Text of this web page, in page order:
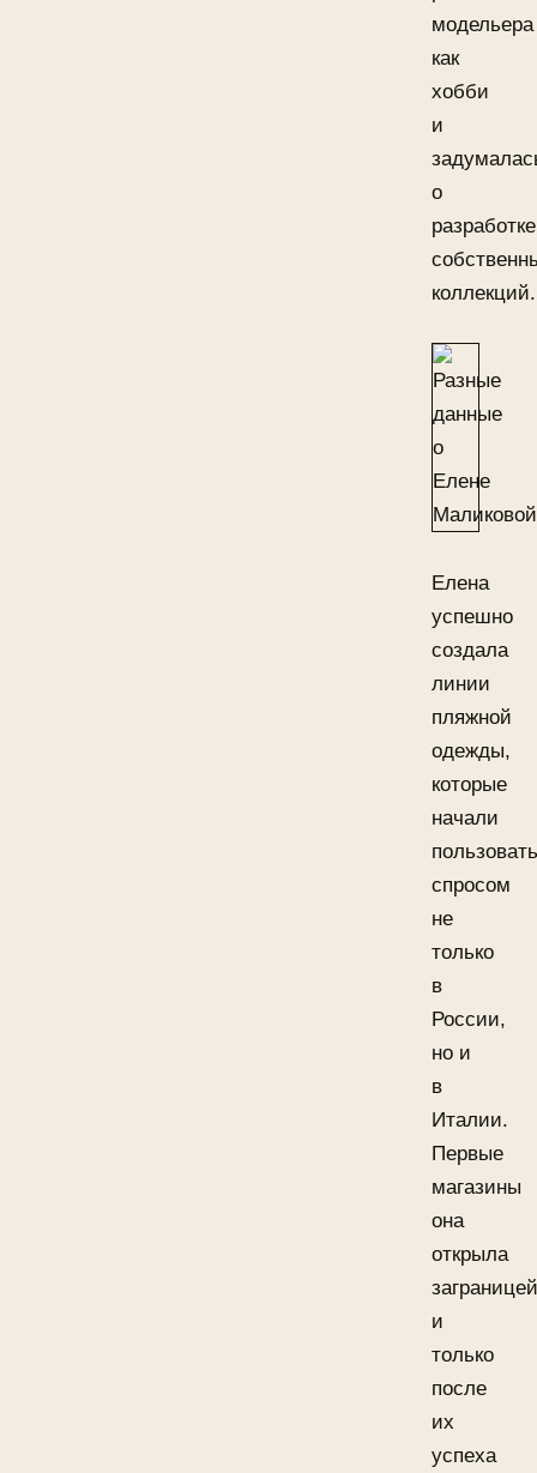
модельера
как
хобби
и
о
разработке
коллекций.
Елена
успешно
создала
линии
пляжной
одежды,
которые
начали
спросом
не
только
в
России,
но и
в
Италии.
Первые
магазины
она
открыла
заграницей
и
только
после
их
успеха